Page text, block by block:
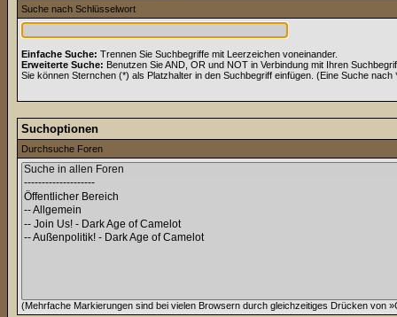
Suche nach Schlüsselwort
Einfache Suche: Trennen Sie Suchbegriffe mit Leerzeichen voneinander.
Erweiterte Suche: Benutzen Sie AND, OR und NOT in Verbindung mit Ihren
Sie können Sternchen (*) als Platzhalter in den Suchbegriff einfügen. (Eine Suche
Suchoptionen
Durchsuche Foren
(Mehrfache Markierungen sind bei vielen Browsern durch gleichzeitiges Drücken von